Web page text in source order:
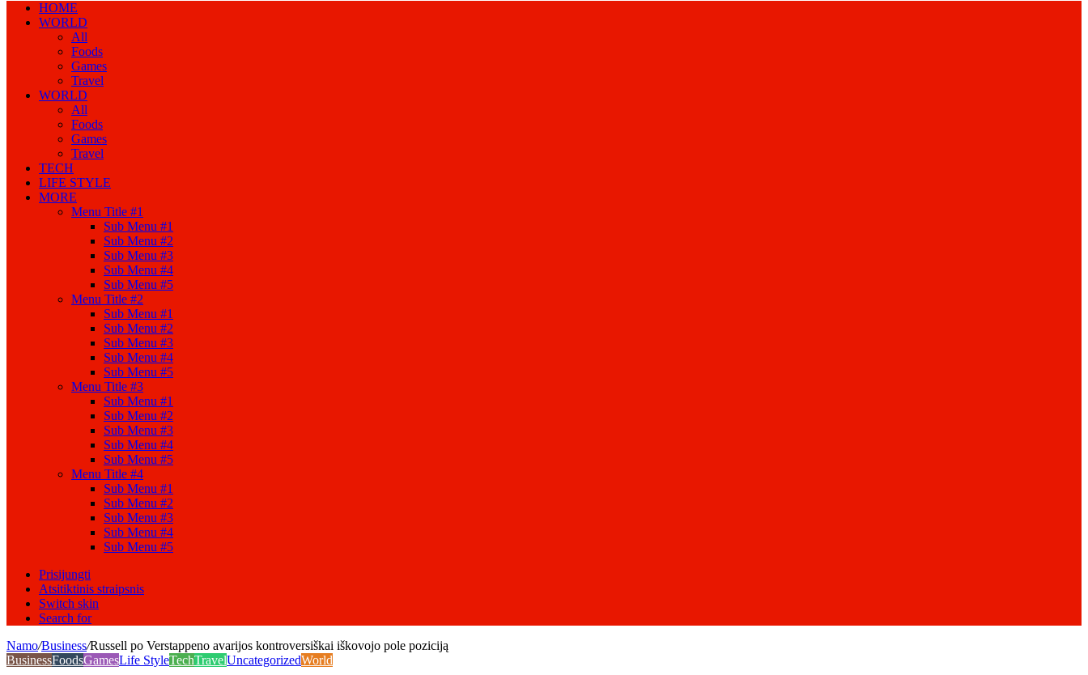
HOME
WORLD
All
Foods
Games
Travel
WORLD
All
Foods
Games
Travel
TECH
LIFE STYLE
MORE
Menu Title #1
Sub Menu #1
Sub Menu #2
Sub Menu #3
Sub Menu #4
Sub Menu #5
Menu Title #2
Sub Menu #1
Sub Menu #2
Sub Menu #3
Sub Menu #4
Sub Menu #5
Menu Title #3
Sub Menu #1
Sub Menu #2
Sub Menu #3
Sub Menu #4
Sub Menu #5
Menu Title #4
Sub Menu #1
Sub Menu #2
Sub Menu #3
Sub Menu #4
Sub Menu #5
Prisijungti
Atsitiktinis straipsnis
Switch skin
Search for
Namo/Business/Russell po Verstappeno avarijos kontroversiškai iškovojo pole poziciją
BusinessFoodsGamesLife StyleTechTravelUncategorizedWorld